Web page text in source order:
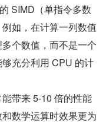
SIMD（单指令多数
如，在计算一列数值
个数值，而不是一个
充分利用 CPU 的计
带来 5-10 倍的性能
数学运算时效果更为